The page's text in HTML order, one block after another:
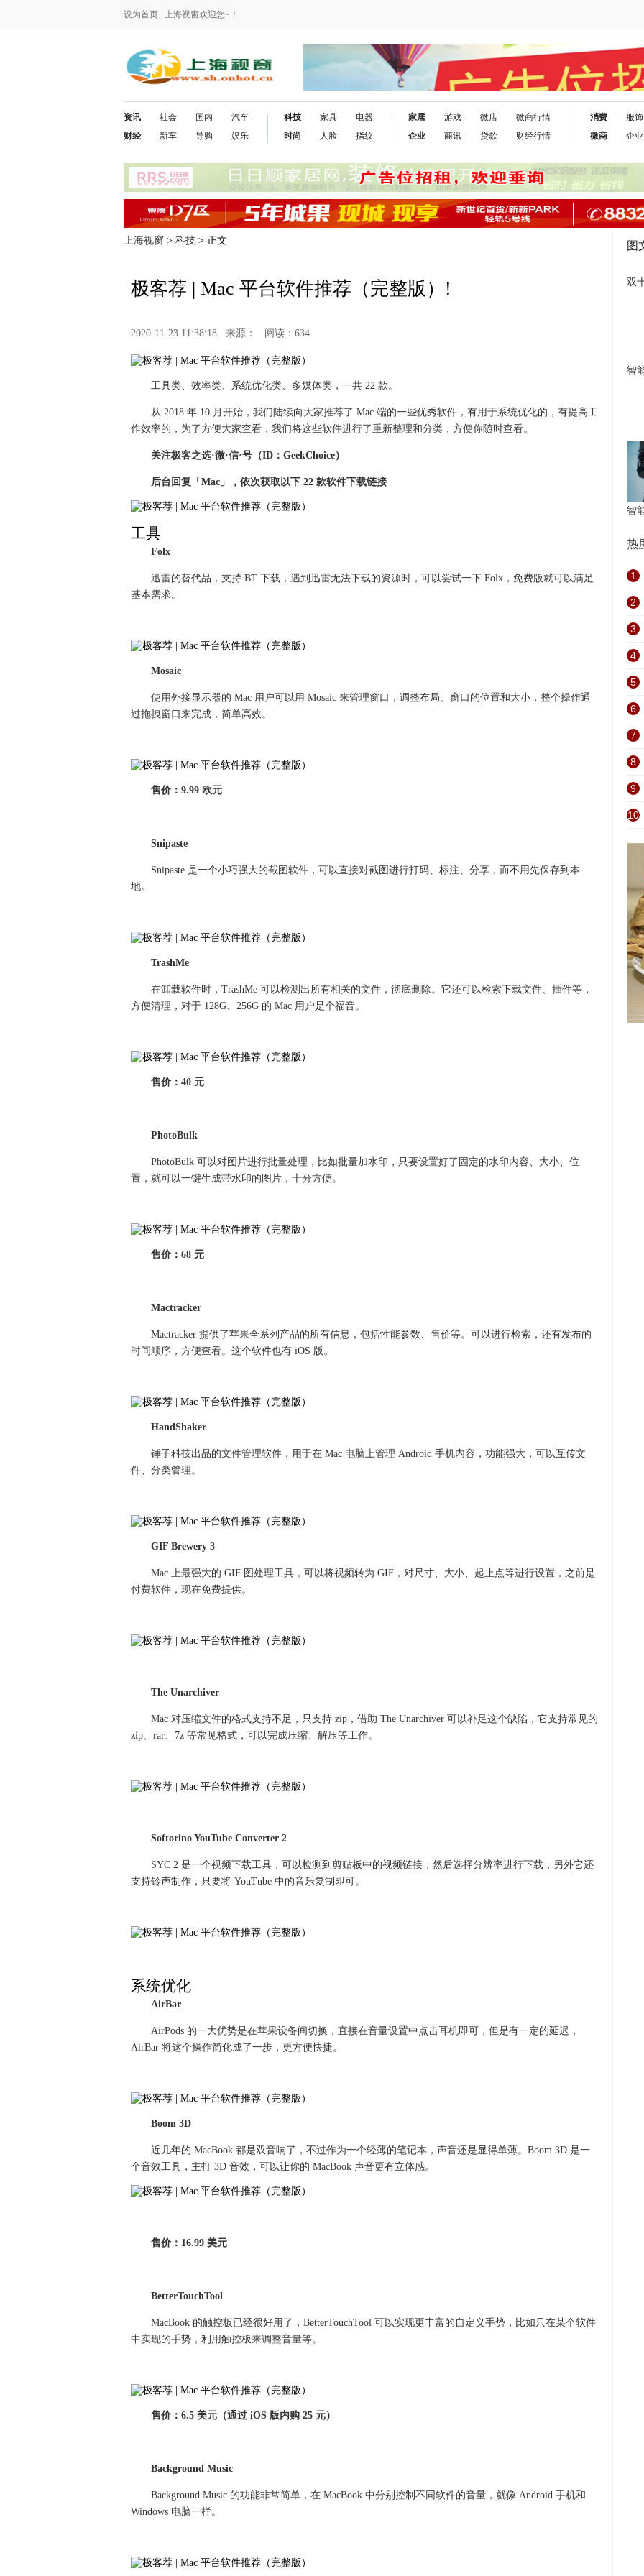
设为首页 上海视窗欢迎您~！
资讯
财经
社会
新车
国内
导购
汽车
娱乐
科技
时尚
家具
人脸
电器
指纹
家居
企业
游戏
商讯
微店
贷款
微商行情
财经行情
消费
微商
服饰
企业
上海视窗 > 科技 > 正文
极客荐 | Mac 平台软件推荐（完整版）!
2020-11-23 11:38:18 来源： 阅读：634
工具类、效率类、系统优化类、多媒体类，一共 22 款。
从 2018 年 10 月开始，我们陆续向大家推荐了 Mac 端的一些优秀软件，有用于系统优化的，有提高工
作效率的，为了方便大家查看，我们将这些软件进行了重新整理和分类，方便你随时查看。
关注极客之选·微·信·号（ID：GeekChoice）
后台回复「Mac」，依次获取以下 22 款软件下载链接
工具
Folx
迅雷的替代品，支持 BT 下载，遇到迅雷无法下载的资源时，可以尝试一下 Folx，免费版就可以满足
基本需求。
Mosaic
使用外接显示器的 Mac 用户可以用 Mosaic 来管理窗口，调整布局、窗口的位置和大小，整个操作通
过拖拽窗口来完成，简单高效。
售价：9.99 欧元
Snipaste
Snipaste 是一个小巧强大的截图软件，可以直接对截图进行打码、标注、分享，而不用先保存到本
地。
TrashMe
在卸载软件时，TrashMe 可以检测出所有相关的文件，彻底删除。它还可以检索下载文件、插件等，
方便清理，对于 128G、256G 的 Mac 用户是个福音。
售价：40 元
PhotoBulk
PhotoBulk 可以对图片进行批量处理，比如批量加水印，只要设置好了固定的水印内容、大小、位
置，就可以一键生成带水印的图片，十分方便。
售价：68 元
Mactracker
Mactracker 提供了苹果全系列产品的所有信息，包括性能参数、售价等。可以进行检索，还有发布的
时间顺序，方便查看。这个软件也有 iOS 版。
HandShaker
锤子科技出品的文件管理软件，用于在 Mac 电脑上管理 Android 手机内容，功能强大，可以互传文
件、分类管理。
GIF Brewery 3
Mac 上最强大的 GIF 图处理工具，可以将视频转为 GIF，对尺寸、大小、起止点等进行设置，之前是
付费软件，现在免费提供。
The Unarchiver
Mac 对压缩文件的格式支持不足，只支持 zip，借助 The Unarchiver 可以补足这个缺陷，它支持常见的
zip、rar、7z 等常见格式，可以完成压缩、解压等工作。
Softorino YouTube Converter 2
SYC 2 是一个视频下载工具，可以检测到剪贴板中的视频链接，然后选择分辨率进行下载，另外它还
支持铃声制作，只要将 YouTube 中的音乐复制即可。
系统优化
AirBar
AirPods 的一大优势是在苹果设备间切换，直接在音量设置中点击耳机即可，但是有一定的延迟，
AirBar 将这个操作简化成了一步，更方便快捷。
Boom 3D
近几年的 MacBook 都是双音响了，不过作为一个轻薄的笔记本，声音还是显得单薄。Boom 3D 是一
个音效工具，主打 3D 音效，可以让你的 MacBook 声音更有立体感。
售价：16.99 美元
BetterTouchTool
MacBook 的触控板已经很好用了，BetterTouchTool 可以实现更丰富的自定义手势，比如只在某个软件
中实现的手势，利用触控板来调整音量等。
售价：6.5 美元（通过 iOS 版内购 25 元）
Background Music
Background Music 的功能非常简单，在 MacBook 中分别控制不同软件的音量，就像 Android 手机和
Windows 电脑一样。
图
双
智
智
热
1
2
3
4
5
6
7
8
9
10